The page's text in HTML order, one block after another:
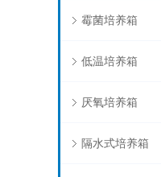
霉菌培养箱
低温培养箱
厌氧培养箱
隔水式培养箱